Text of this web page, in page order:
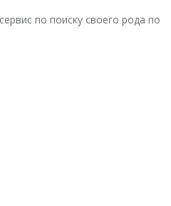
по поиску своего рода по